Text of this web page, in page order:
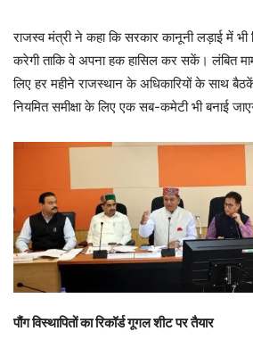
राजस्व मंत्री ने कहा कि सरकार कानूनी लड़ाई में भी
करेगी ताकि वे अपना हक हासिल कर सकें। लंबित
लिए हर महीने राजस्थान के अधिकारियों के साथ
नियमित समीक्षा के लिए एक सब-कमेटी भी बनाई
पौंग विस्थापितों का रिकॉर्ड गूगल शीट पर तैयार